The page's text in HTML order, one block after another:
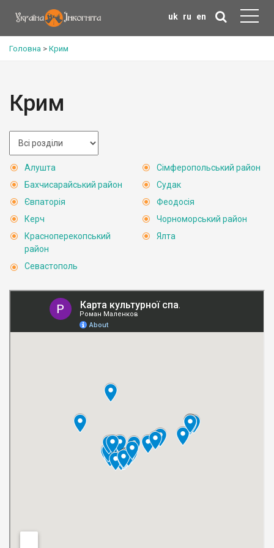
uk ru en
Головна > Крим
Крим
Алушта
Бахчисарайський район
Євпаторія
Керч
Красноперекопський
район
Севастополь
Сімферопольський район
Судак
Феодосія
Чорноморський район
Ялта